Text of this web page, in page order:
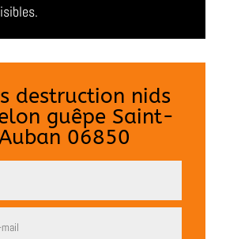
destruction nids
guêpe Saint-
06850